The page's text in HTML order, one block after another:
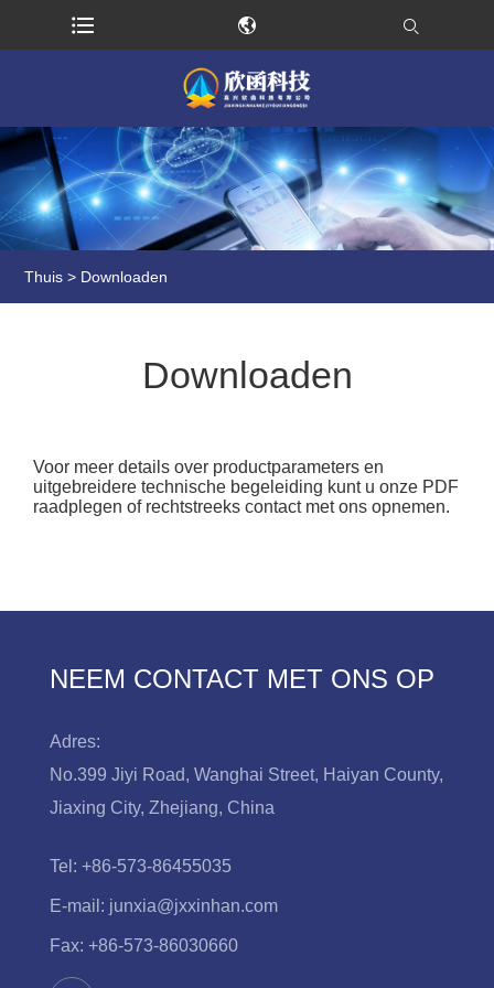
Thuis > Downloaden
Downloaden
Voor meer details over productparameters en
uitgebreidere technische begeleiding kunt u onze PDF
raadplegen of rechtstreeks contact met ons opnemen.
NEEM CONTACT MET ONS OP
Adres:
No.399 Jiyi Road, Wanghai Street, Haiyan County,
Jiaxing City, Zhejiang, China
Tel: +86-573-86455035
E-mail: junxia@jxxinhan.com
Fax: +86-573-86030660